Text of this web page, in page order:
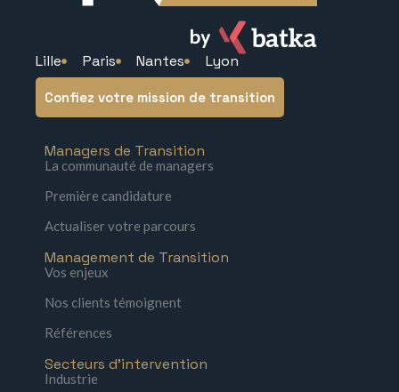
Lille Paris Nantes Lyon
Confiez votre mission de transition
Managers de Transition
La communauté de managers
Première candidature
Actualiser votre parcours
Management de Transition
Vos enjeux
Nos clients témoignent
Références
Secteurs d'intervention
Industrie